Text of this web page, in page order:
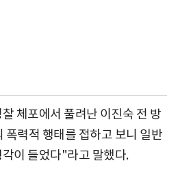
체포에서 풀려난 이진숙 전 방
력적 행태를 접하고 보니 일반
이 들었다"라고 말했다.